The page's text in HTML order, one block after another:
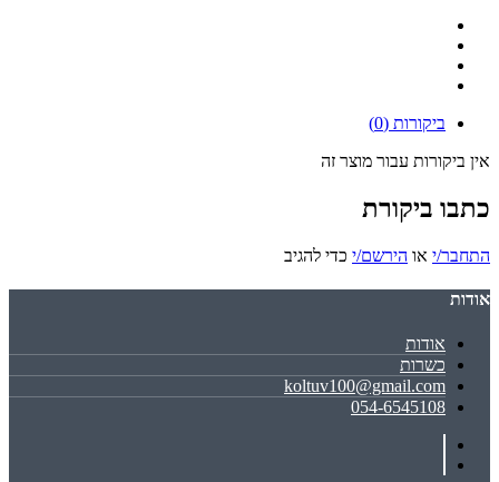
ביקורות (0)
אין ביקורות עבור מוצר זה
כתבו ביקורת
התחבר/י או הירשם/י כדי להגיב
אודות
אודות
כשרות
koltuv100@gmail.com
054-6545108